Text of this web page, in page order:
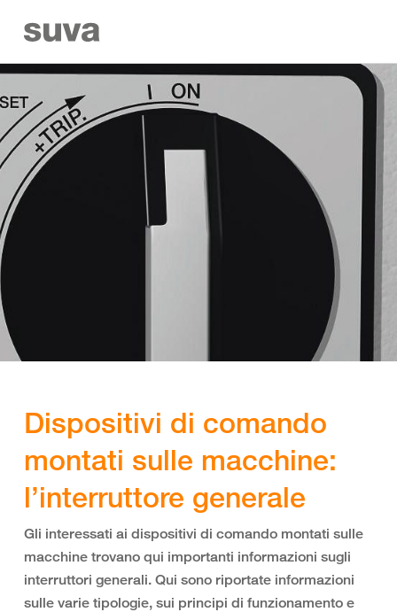
Dispositivi di comando
montati sulle macchine:
l’interruttore generale
Gli interessati ai dispositivi di comando montati sulle
macchine trovano qui importanti informazioni sugli
interruttori generali. Qui sono riportate informazioni
sulle varie tipologie, sui principi di funzionamento e